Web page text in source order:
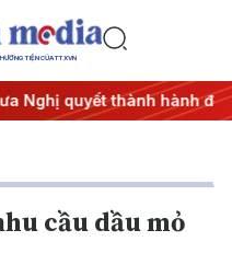
TIỆN CỦA TTXVN
thành hành động
cầu dầu mỏ